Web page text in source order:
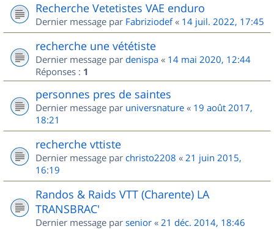
Recherche Vetetistes VAE enduro
Dernier message par Fabriziodef« 14 juil. 2022, 17:45
recherche une vététiste
Dernier message par denispa « 14 mai 2020, 12:44
Réponses : 1
personnes pres de saintes
Dernier message par universnature « 19 août 2017,
18:21
recherche vttiste
Dernier message par christo2208 « 21 juin 2015,
16:19
Randos & Raids VTT (Charente) LA
TRANSBRAC'
Dernier message par senior « 21 déc. 2014, 18:46